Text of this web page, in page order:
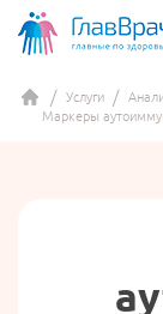
Услуги
Маркеры